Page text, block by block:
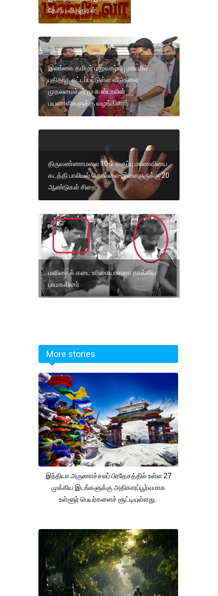
தேசிய விருதுகள்
இலங்கை தமிழர் மறுவாழ்வு முகாமில்
புதிதாக கட்டப்பட்டுள்ள வீடுகளை
முதலமைச்சர் மு க ஸ்டாலின்
பயனாளிகளுக்கு வழங்கினார்.
திருவண்ணாமலை 10 ம் வகுப்பு மாணவியை
கடத்தி பாலியல் தொல்லை-இளைஞருக்கு 20
ஆண்டுகள் சிறை.
மளிகைக் கடை உரிமையாளரை தாக்கிய
பாமகவினர்
More stories
இந்தியா அருணாச்சலப் பிரதேசத்தில் உள்ள 27
முக்கிய இடங்களுக்கு அதிகாரப்பூர்வமாக
உள்ளூர் பெயர்களைச் சூட்டியுள்ளது .